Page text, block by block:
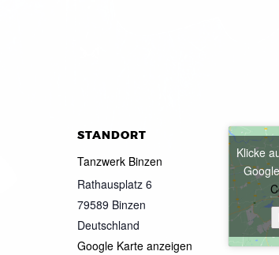
STANDORT
Tanzwerk Binzen
Rathausplatz 6
79589 Binzen
Deutschland
Google Karte anzeigen
Klicke